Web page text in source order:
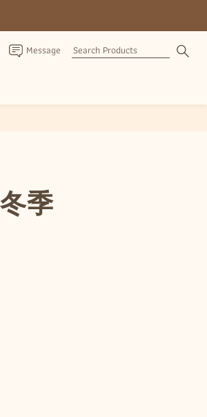
Message
季